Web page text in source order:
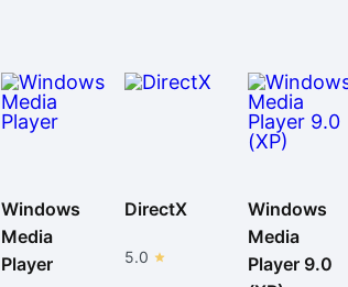
Windows
Media
Player
DirectX
5.0
Windows
Media
Player 9.0